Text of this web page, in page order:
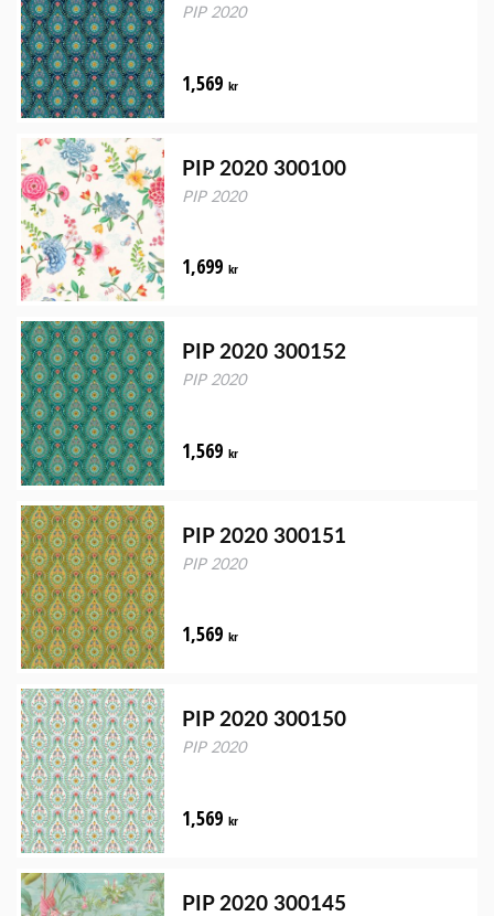
PIP 2020
1,569 kr
PIP 2020 300100
PIP 2020
1,699 kr
PIP 2020 300152
PIP 2020
1,569 kr
PIP 2020 300151
PIP 2020
1,569 kr
PIP 2020 300150
PIP 2020
1,569 kr
PIP 2020 300145